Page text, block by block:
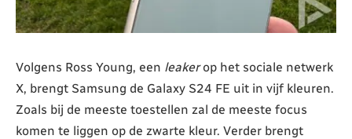
Volgens Ross Young, een leakerop het sociale netwerk
X, brengt Samsung de Galaxy S24 FE uit in vijf kleuren.
Zoals bij de meeste toestellen zal de meeste focus
komen te liggen op de zwarte kleur. Verder brengt